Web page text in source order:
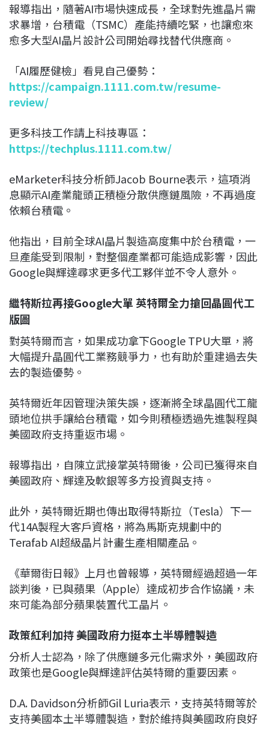
報導指出，隨著AI市場快速成長，全球對先進晶片需
求暴增，台積電（TSMC）產能持續吃緊，也讓愈來
愈多大型AI晶片設計公司開始尋找替代供應商。
「AI履歷健檢」看見自己優勢：
https://campaign.1111.com.tw/resume-
review/
更多科技工作請上科技專區：
https://techplus.1111.com.tw/
eMarketer科技分析師Jacob Bourne表示，這項消
息顯示AI產業龍頭正積極分散供應鏈風險，不再過度
依賴台積電。
他指出，目前全球AI晶片製造高度集中於台積電，一
旦產能受到限制，對整個產業都可能造成影響，因此
Google與輝達尋求更多代工夥伴並不令人意外。
繼特斯拉再接Google大單 英特爾全力搶回晶圓代工
版圖
對英特爾而言，如果成功拿下Google TPU大單，將
大幅提升晶圓代工業務競爭力，也有助於重建過去失
去的製造優勢。
英特爾近年因管理決策失誤，逐漸將全球晶圓代工龍
頭地位拱手讓給台積電，如今則積極透過先進製程與
美國政府支持重返市場。
報導指出，自陳立武接掌英特爾後，公司已獲得來自
美國政府、輝達及軟銀等多方投資與支持。
此外，英特爾近期也傳出取得特斯拉（Tesla）下一
代14A製程大客戶資格，將為馬斯克規劃中的
Terafab AI超級晶片計畫生產相關產品。
《華爾街日報》上月也曾報導，英特爾經過超過一年
談判後，已與蘋果（Apple）達成初步合作協議，未
來可能為部分蘋果裝置代工晶片。
政策紅利加持 美國政府力挺本土半導體製造
分析人士認為，除了供應鏈多元化需求外，美國政府
政策也是Google與輝達評估英特爾的重要因素。
D.A. Davidson分析師Gil Luria表示，支持英特爾等於
支持美國本土半導體製造，對於維持與美國政府良好